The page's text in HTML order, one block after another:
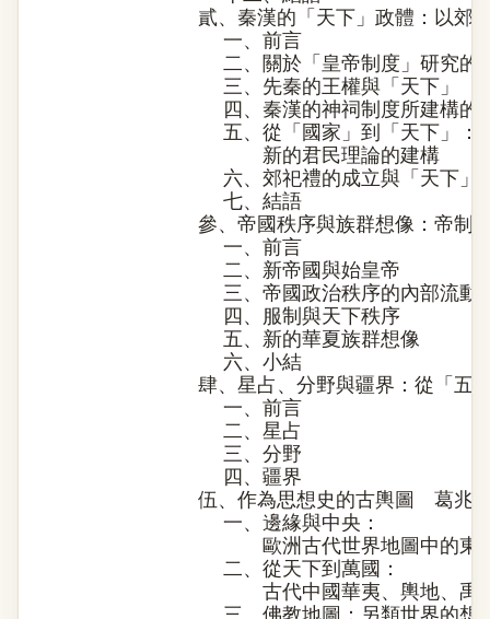
貳、秦漢的「天下」政體：以
一、前言
二、關於「皇帝制度」研究的
三、先秦的王權與「天下」
四、秦漢的神祠制度所建構的
五、從「國家」到「天下」：
新的君民理論的建構
六、郊祀禮的成立與「天下」
七、結語
參、帝國秩序與族群想像：帝
一、前言
二、新帝國與始皇帝
三、帝國政治秩序的內部流動
四、服制與天下秩序
五、新的華夏族群想像
六、小結
肆、星占、分野與疆界：從「
一、前言
二、星占
三、分野
四、疆界
伍、作為思想史的古輿圖 葛兆
一、邊緣與中央：
歐洲古代世界地圖中的東
二、從天下到萬國：
古代中國華夷、輿地、禹跡
三、佛教地圖：另類世界的想